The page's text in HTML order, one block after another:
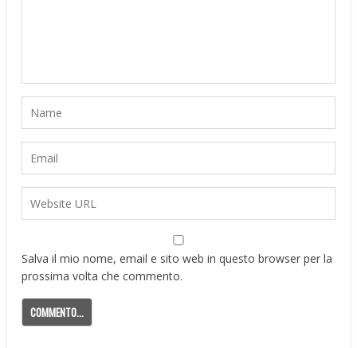
Salva il mio nome, email e sito web in questo browser per la
prossima volta che commento.